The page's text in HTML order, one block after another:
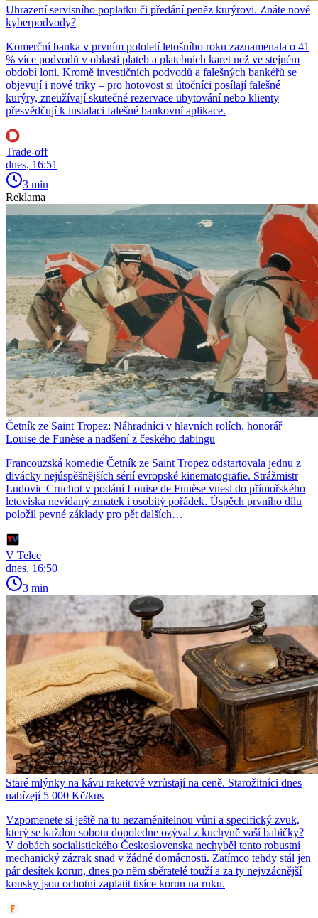
Uhrazení servisního poplatku či předání peněz kurýrovi. Znáte nové
kyberpodvody?
Komerční banka v prvním pololetí letošního roku zaznamenala o 41
% více podvodů v oblasti plateb a platebních karet než ve stejném
období loni. Kromě investičních podvodů a falešných bankéřů se
objevují i nové triky – pro hotovost si útočníci posílají falešné
kurýry, zneužívají skutečné rezervace ubytování nebo klienty
přesvědčují k instalaci falešné bankovní aplikace.
Trade-off
dnes, 16:51
3 min
Reklama
Četník ze Saint Tropez: Náhradníci v hlavních rolích, honorář
Louise de Funèse a nadšení z českého dabingu
Francouzská komedie Četník ze Saint Tropez odstartovala jednu z
divácky nejúspěšnějších sérií evropské kinematografie. Strážmistr
Ludovic Cruchot v podání Louise de Funèse vnesl do přímořského
letoviska nevídaný zmatek i osobitý pořádek. Úspěch prvního dílu
položil pevné základy pro pět dalších…
V Telce
dnes, 16:50
3 min
Staré mlýnky na kávu raketově vzrůstají na ceně. Starožitníci dnes
nabízejí 5 000 Kč/kus
Vzpomenete si ještě na tu nezaměnitelnou vůni a specifický zvuk,
který se každou sobotu dopoledne ozýval z kuchyně vaší babičky?
V dobách socialistického Československa nechyběl tento robustní
mechanický zázrak snad v žádné domácnosti. Zatímco tehdy stál jen
pár desítek korun, dnes po něm sběratelé touží a za ty nejvzácnější
kousky jsou ochotni zaplatit tisíce korun na ruku.